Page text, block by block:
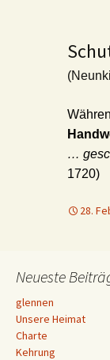
…
1720)
28.
Neueste
glennen
Unsere Heimat
Charte
Kehrung